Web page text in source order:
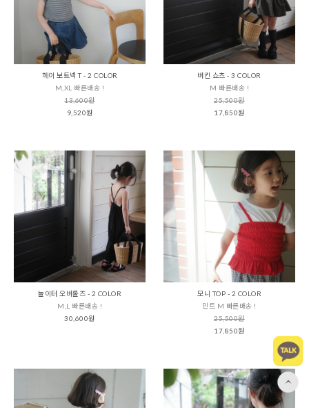
헤이 보트넥 T - 2 COLOR
M,XL 빠른배송 !
13,600원
9,520원
버킨 쇼츠 - 3 COLOR
M 빠른배송 !
25,500원
17,850원
놀이터 오버롤즈 - 2 COLOR
M,L 빠른배송 !
30,600원
모니 TOP - 2 COLOR
민트 M 빠른배송 !
25,500원
17,850원